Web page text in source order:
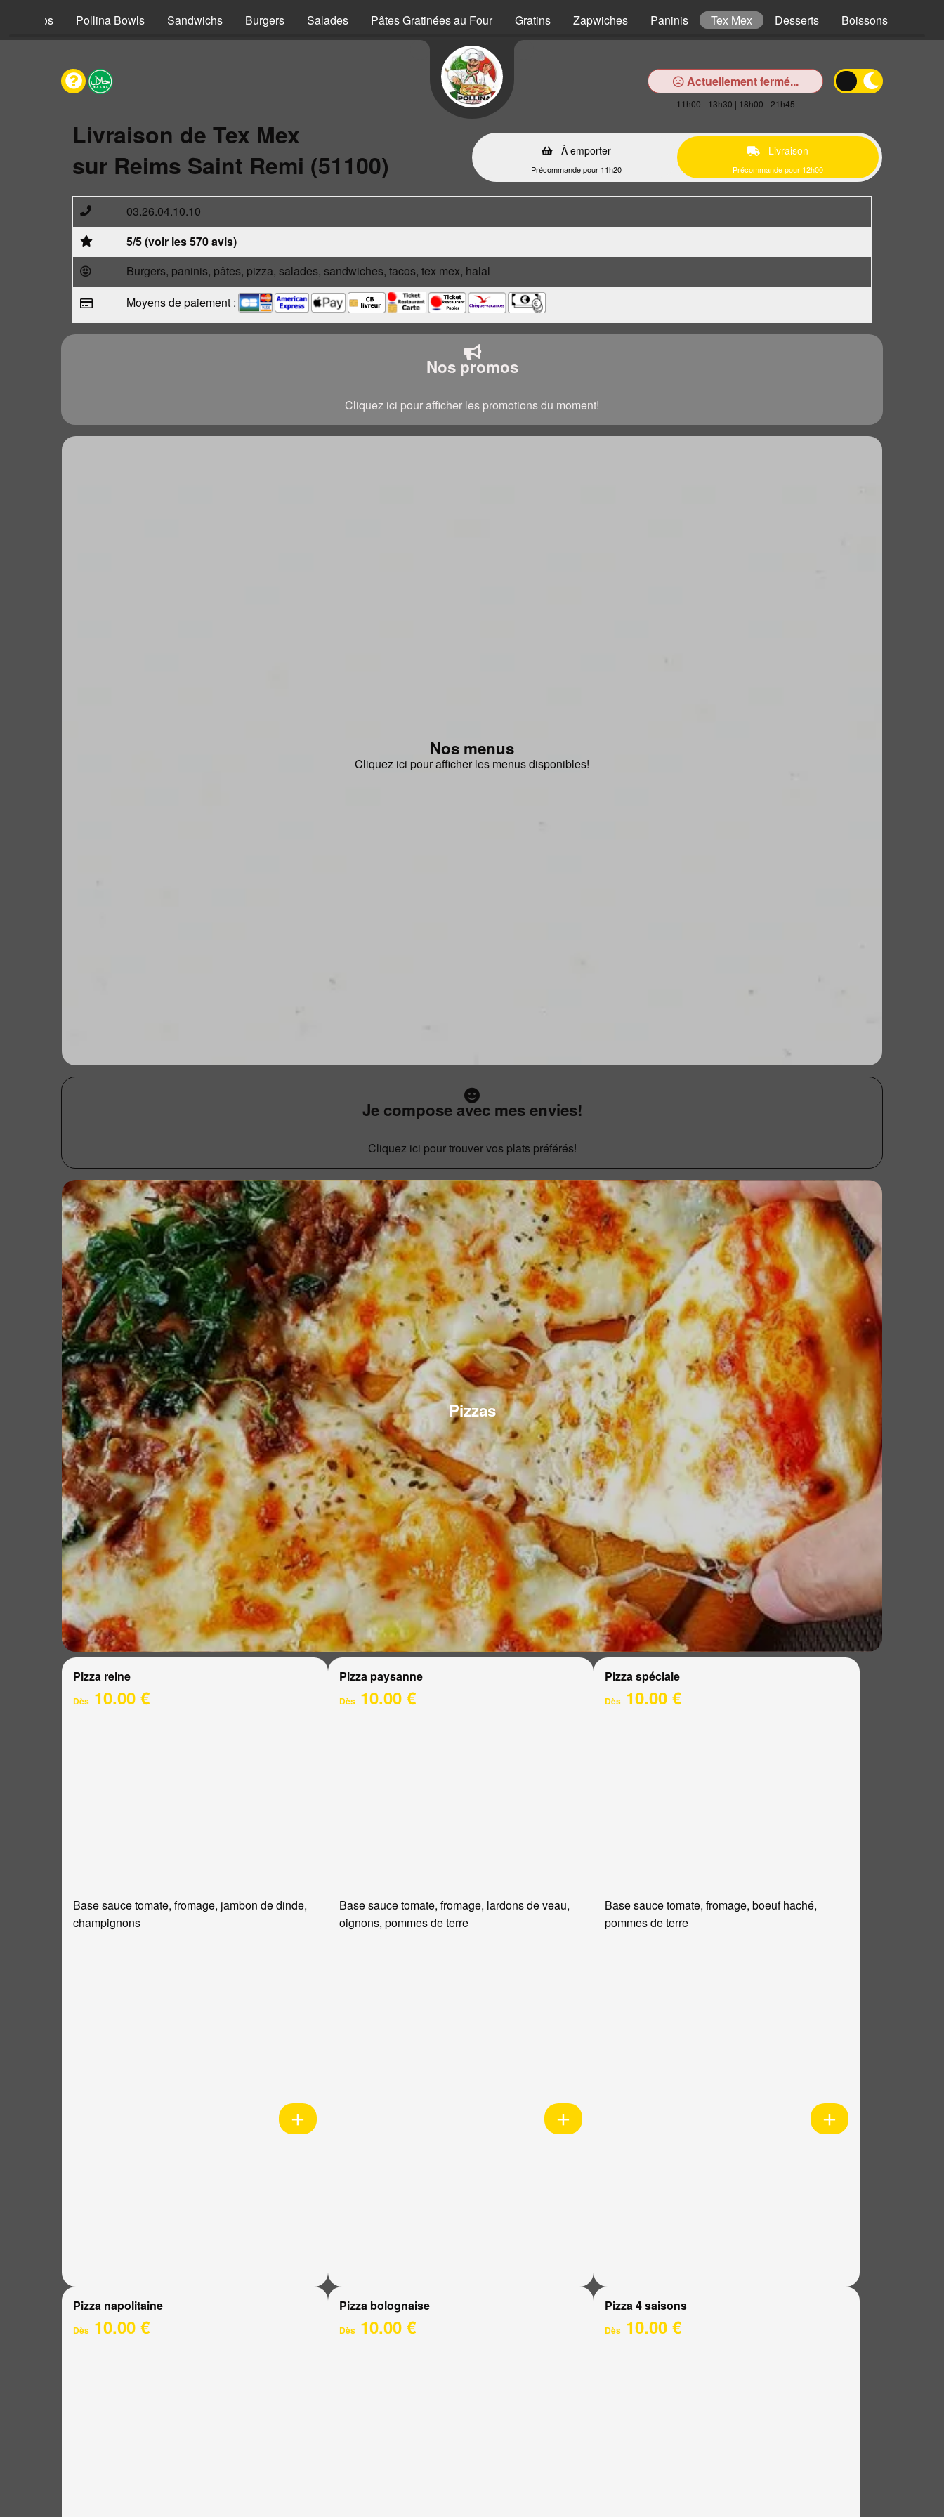
Tacos Pollina Bowls Sandwichs Burgers Salades Pâtes Gratinées au Four Gratins Zapwiches Paninis Tex Mex Desserts Boissons
Actuellement fermé...
11h00 - 13h30 | 18h00 - 21h45
Livraison de Tex Mex
sur Reims Saint Remi (51100)
À emporter
Précommande pour 11h20
Livraison
Précommande pour 12h00
03.26.04.10.10
5/5 (voir les 570 avis)
Burgers, paninis, pâtes, pizza, salades, sandwiches, tacos, tex mex, halal
Moyens de paiement :
Nos promos
Cliquez ici pour afficher les promotions du moment!
Nos menus
Cliquez ici pour afficher les menus disponibles!
Je compose avec mes envies!
Cliquez ici pour trouver vos plats préférés!
Pizzas
Pizza reine
Dès 10.00 €
Base sauce tomate, fromage, jambon de dinde,
champignons
Pizza paysanne
Dès10.00 €
Base sauce tomate, fromage, lardons de veau,
oignons, pommes de terre
Pizza spéciale
Dès 10.00 €
Base sauce tomate, fromage, boeuf haché,
pommes de terre
Pizza napolitaine
Dès 10.00 €
Pizza bolognaise
Dès10.00 €
Pizza 4 saisons
Dès 10.00 €